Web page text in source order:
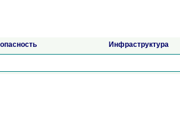
Инфраструктура